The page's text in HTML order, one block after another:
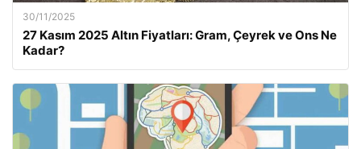
30/11/2025
27 Kasım 2025 Altın Fiyatları: Gram, Çeyrek ve Ons Ne
Kadar?